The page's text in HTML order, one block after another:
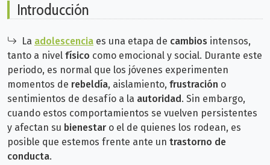
Introducción
La adolescencia es una etapa de cambios intensos,
tanto a nivel físico como emocional y social. Durante este
periodo, es normal que los jóvenes experimenten
momentos de rebeldía, aislamiento, frustración o
sentimientos de desafío a la autoridad . Sin embargo,
cuando estos comportamientos se vuelven persistentes
y afectan su bienestar o el de quienes los rodean, es
posible que estemos frente ante un trastorno de
conducta.